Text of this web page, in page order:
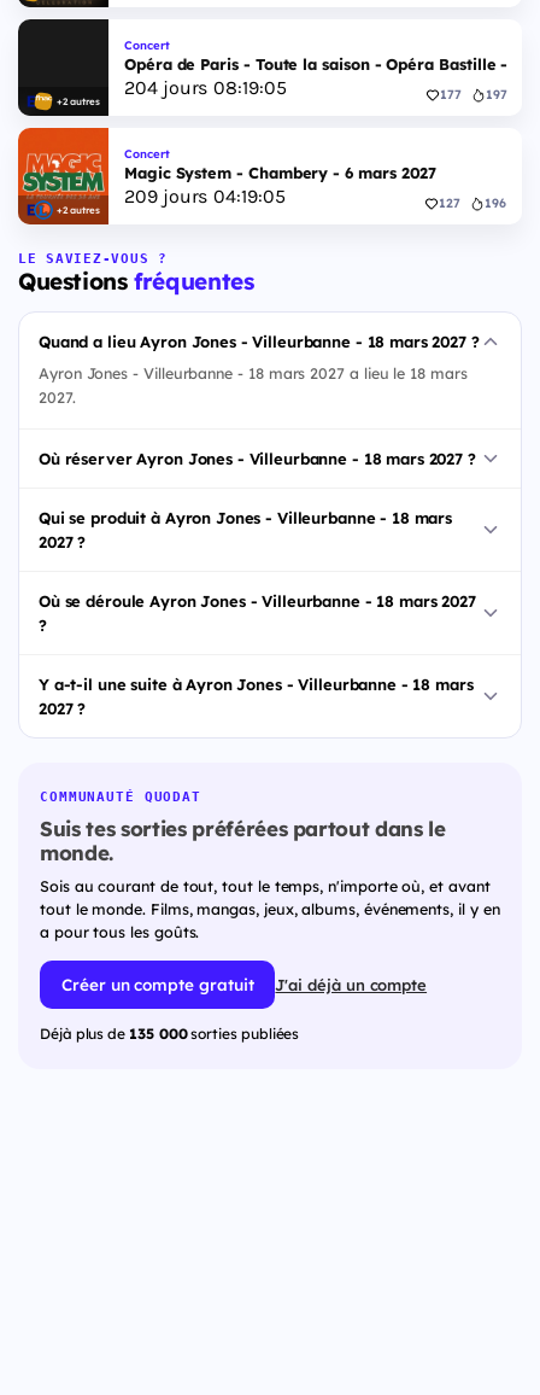
+2 autres
Concert
Opéra de Paris - Toute la saison - Opéra Bastille - 2
204jours 08:19:04 177 197
+2 autres
Concert
Magic System - Chambery - 6 mars 2027
209jours 04:19:04 127 196
LE SAVIEZ-VOUS ?
Questionsfréquentes
Quand a lieu Ayron Jones - Villeurbanne - 18 mars 2027 ?
Ayron Jones - Villeurbanne - 18 mars 2027 a lieu le 18 mars
2027.
Où réserver Ayron Jones - Villeurbanne - 18 mars 2027 ?
Qui se produit à Ayron Jones - Villeurbanne - 18 mars
2027 ?
Où se déroule Ayron Jones - Villeurbanne - 18 mars 2027
?
Y a-t-il une suite à Ayron Jones - Villeurbanne - 18 mars
2027 ?
COMMUNAUTÉ QUODAT
Suis tes sorties préférées partout dans le
monde.
Sois au courant de tout, tout le temps, n'importe où, et avant
tout le monde. Films, mangas, jeux, albums, événements, il y en
a pour tous les goûts.
Créer un compte gratuit J'ai déjà un compte
Déjà plus de 135 000sorties publiées